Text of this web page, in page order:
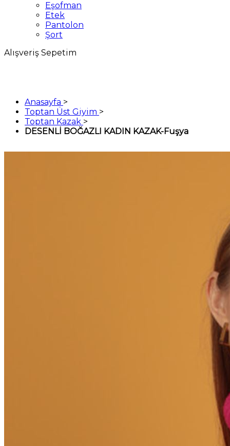
Eşofman
Etek
Pantolon
Şort
Alışveriş Sepetim
Anasayfa >
Toptan Üst Giyim >
Toptan Kazak >
DESENLİ BOĞAZLI KADIN KAZAK-Fuşya